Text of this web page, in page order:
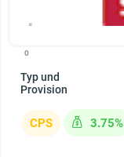
0
Typ und
Provision
CPS 3.75%